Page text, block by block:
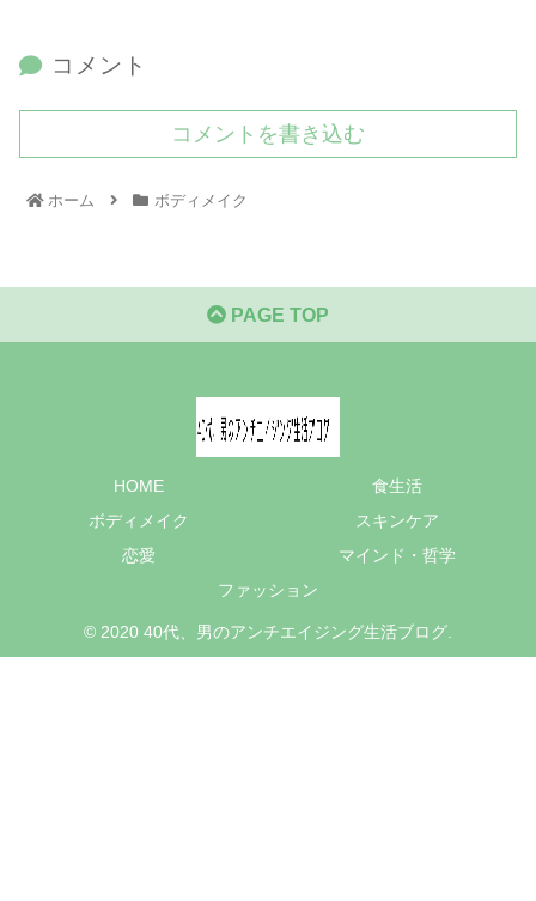
コメント
コメントを書き込む
ホーム ボディメイク
PAGE TOP
HOME
食生活
ボディメイク
スキンケア
恋愛
マインド・哲学
ファッション
© 2020 40代、男のアンチエイジング生活ブログ.